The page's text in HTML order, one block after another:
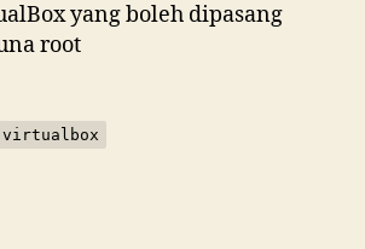
yang boleh dipasang
root